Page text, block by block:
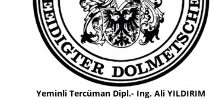
Yeminli Tercüman Dipl.- Ing. Ali YILDIRIM